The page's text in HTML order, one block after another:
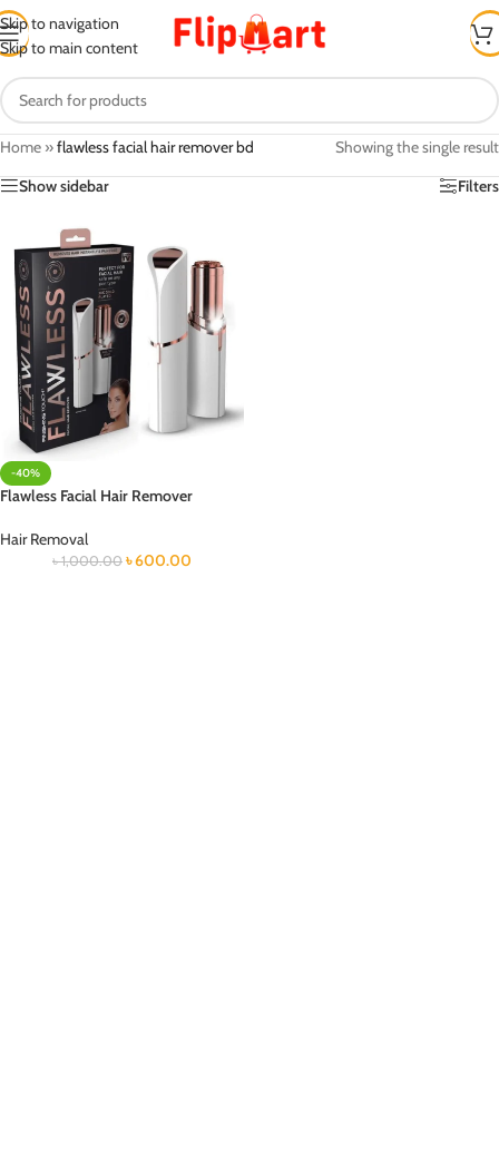
Skip to navigation
Skip to main content
Home »flawless facial hair remover bd
Showing the single result
Show sidebar
Filters
-40%
Flawless Facial Hair Remover
Hair Removal
৳1,000.00 ৳600.00